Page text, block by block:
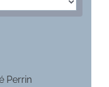
Perrin